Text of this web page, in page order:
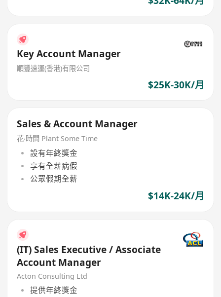
Key Account Manager
順豐速運(香港)有限公司
$25K-30K/月
Sales & Account Manager
花‧時間 Plant Some Time
設有年終獎金
享有全薪病假
公眾假期全薪
$14K-24K/月
(IT) Sales Executive / Associate
Account Manager
Acton Consulting Ltd
提供年終獎金